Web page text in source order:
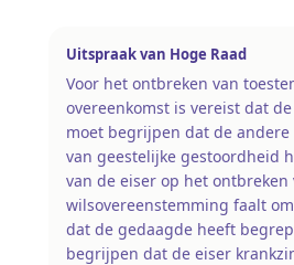
Uitspraak van Hoge Raad
Voor het ontbreken van
overeenkomst is vereist dat
moet begrijpen dat de
van geestelijke gestoordheid
van de eiser op het ontbreken
wilsovereenstemming faalt
dat de gedaagde heeft
begrijpen dat de eiser